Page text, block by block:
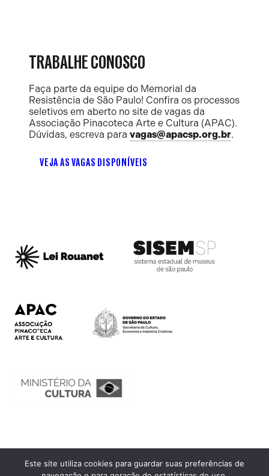
TRABALHE CONOSCO
Faça parte da equipe do Memorial da
Resistência de São Paulo! Confira os processos
seletivos em aberto no site de vagas da
Associação Pinacoteca Arte e Cultura (APAC).
Dúvidas, escreva para vagas@apacsp.org.br.
VEJA AS VAGAS DISPONÍVEIS
Ouvidoria
Este site utiliza cookies para guardar suas preferências de